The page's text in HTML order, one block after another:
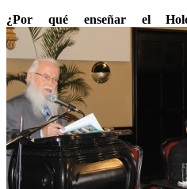
¿Por qué enseñar el